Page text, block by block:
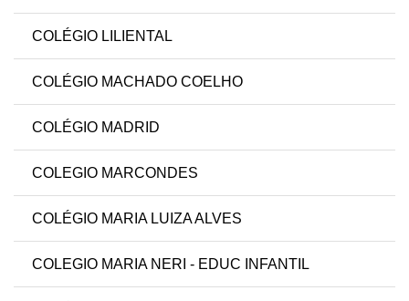
COLÉGIO LILIENTAL
COLÉGIO MACHADO COELHO
COLÉGIO MADRID
COLEGIO MARCONDES
COLÉGIO MARIA LUIZA ALVES
COLEGIO MARIA NERI - EDUC INFANTIL